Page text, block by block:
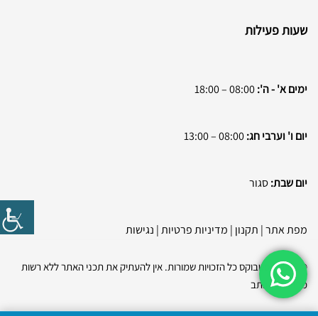
שעות פעילות
ימים א' - ה':
יום ו' וערבי חג:
יום שבת:סגור
מפת אתר| תקנון | מדיניות פרטיות| נגישות
© 2026 בסטבוקס כל הזכויות שמורות. אין להעתיק את תכני האתר ללא רשות
מפורשת בכתב